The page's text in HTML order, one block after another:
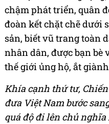
chậm phát triển, quân
đoàn kết chặt chẽ dưới
sản, biết vũ trang toàn
nhân dân, được bạn bè
thế giới ủng hộ, ắt
Khía cạnh thứ tư,
đưa Việt Nam bước
quá độ đi lên chủ